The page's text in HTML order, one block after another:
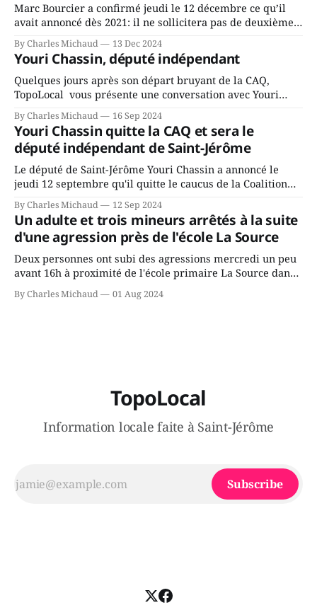
Marc Bourcier a confirmé jeudi le 12 décembre ce qu’il
avait annoncé dès 2021: il ne sollicitera pas de deuxième
mandat à titre de maire de Saint-Jérôme. Bourcier en a
fait l’annonce en s’adressant aux employés de la ville,
rassemblés en soirée pour leur traditionnel souper
By Charles Michaud 13 Dec 2024
Youri Chassin, député indépendant
Quelques jours après son départ bruyant de la CAQ,
TopoLocal vous présente une conversation avec Youri
Chassin. Nous avons causé de sa décision. Y songeait-il
depuis longtemps? Sera-t-il candidat indépendant dans 2
ans? Joindrait-il un autre parti, par exemple les
conservateurs d’Éric Duhaime? Que lui
By Charles Michaud 16 Sep 2024
Youri Chassin quitte la CAQ et sera le
député indépendant de Saint-Jérôme
Le député de Saint-Jérôme Youri Chassin a annoncé le
jeudi 12 septembre qu'il quitte le caucus de la Coalition
Avenir Québec de François Legault parce qu'il est déçu du
gouvernement de la CAQ, surtout de son incapacité, qu'il
juge chronique, à offrir des
By Charles Michaud 12 Sep 2024
Un adulte et trois mineurs arrêtés à la suite
d'une agression près de l'école La Source
Deux personnes ont subi des agressions mercredi un peu
avant 16h à proximité de l'école primaire La Source dans
le secteur Bellefeuille de Saint-Jérôme. L'une de deux
victimes aurait été écrasée sous un véhicule et aspergée
By Charles Michaud 01 Aug 2024
TopoLocal
Information locale faite à Saint-Jérôme
Subscribe